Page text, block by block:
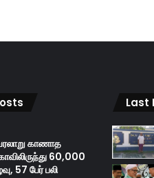
காணாத
60,000
57 பேர் பலி
Last